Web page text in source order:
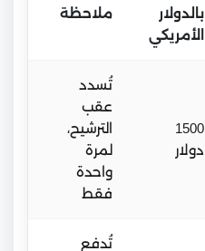
بالدولار
الأمريكي
ملاحظة
1500
دولار
تُسدد
عقب
الترشيح،
لمرة
واحدة
فقط
تُدفع